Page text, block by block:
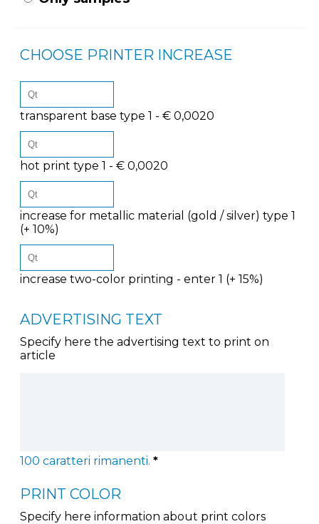
CHOOSE PRINTER INCREASE
transparent base type 1 - € 0,0020
hot print type 1 - € 0,0020
increase for metallic material (gold / silver) type 1
(+ 10%)
increase two-color printing - enter 1 (+ 15%)
ADVERTISING TEXT
Specify here the advertising text to print on
article
100 caratteri rimanenti. *
PRINT COLOR
Specify here information about print colors